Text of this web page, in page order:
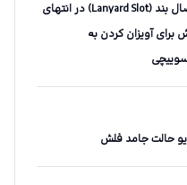
اتصال بند (Lanyard Slot) در انتهای
برای آویزان کردن به
حالت جامد فلش